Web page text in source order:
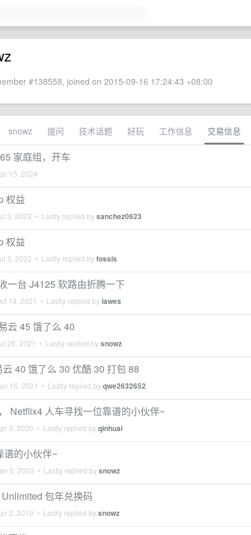
#138558, joined on 2015-09-16 17:24:43 +08:00
snowz 提问 技术话题 好玩 工作信息 交易信息
家庭组，开车
15, 2024
权益
3, 2023 • Lastly replied bysanchez0623
权益
3, 2022 • Lastly replied byfossis
一台 J4125 软路由折腾一下
14, 2021 • Lastly replied byiawes
云 45 饿了么 40
26, 2021 • Lastly replied bysnowz
40 饿了么 30 优酷 30 打包 88
16, 2021 • Lastly replied byqwe2632652
Netflix4 人车寻找一位靠谱的小伙伴~
3, 2020 • Lastly replied byqinhuai
谱的小伙伴~
5, 2020 • Lastly replied bysnowz
包年兑换码
2, 2019 • Lastly replied bysnowz